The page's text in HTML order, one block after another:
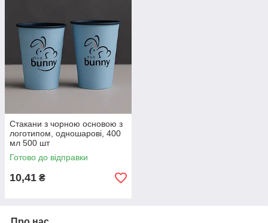
Стакани з чорною основою з
логотипом, одношарові, 400
мл 500 шт
Готово до відправки
10,41 ₴